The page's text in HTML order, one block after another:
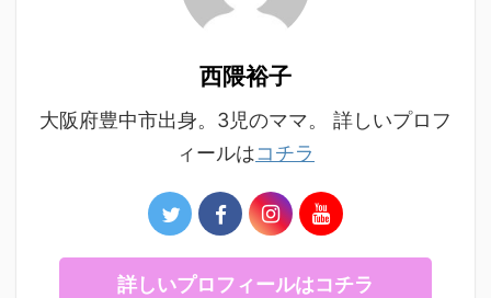
西隈裕子
大阪府豊中市出身。3児のママ。 詳しいプロフ
ィールはコチラ
詳しいプロフィールはコチラ